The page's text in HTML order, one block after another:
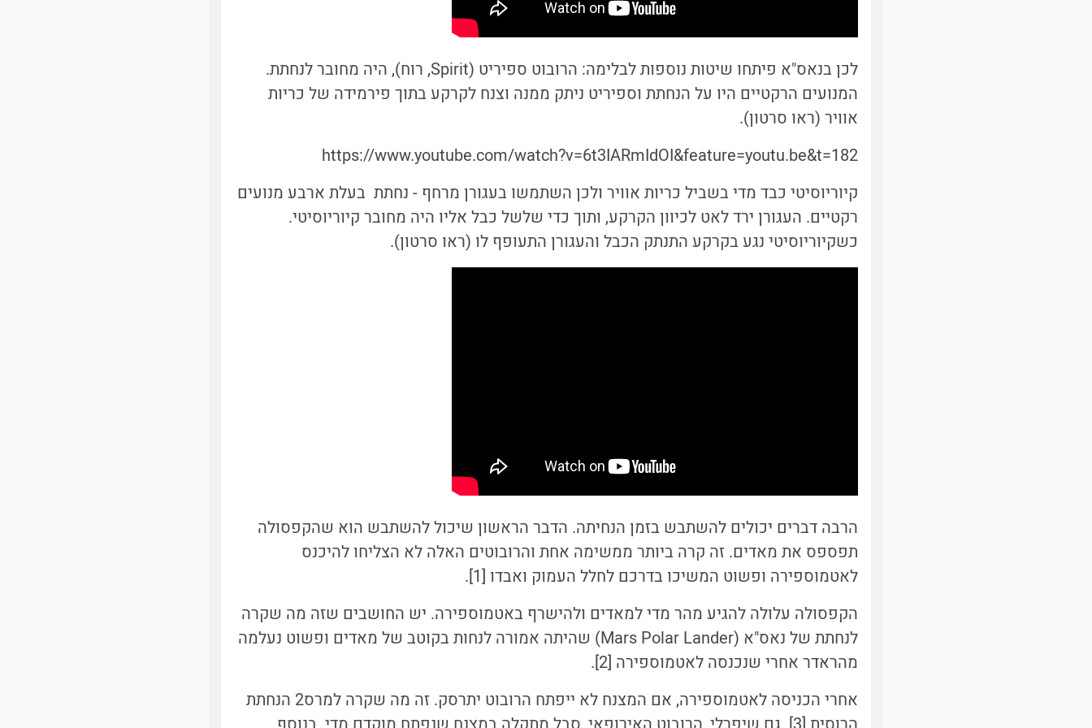
לכן בנאס"א פיתחו שיטות נוספות לבלימה: הרובוט ספיריט (Spirit, רוח), היה מחובר לנחתת.
המנועים הרקטיים היו על הנחתת וספיריט ניתק ממנה וצנח לקרקע בתוך פירמידה של כריות
אוויר (ראו סרטון).
https://www.youtube.com/watch?v=6t3IARmIdOI&feature=youtu.be&t=182
קיוריוסיטי כבד מדי בשביל כריות אוויר ולכן השתמשו בעגורן מרחף - נחתת בעלת ארבע מנועים
רקטיים. העגורן ירד לאט לכיוון הקרקע, ותוך כדי שלשל כבל אליו היה מחובר קיוריוסיטי.
כשקיוריוסיטי נגע בקרקע התנתק הכבל והעגורן התעופף לו (ראו סרטון).
הרבה דברים יכולים להשתבש בזמן הנחיתה. הדבר הראשון שיכול להשתבש הוא שהקפסולה
תפספס את מאדים. זה קרה ביותר ממשימה אחת והרובוטים האלה לא הצליחו להיכנס
לאטמוספירה ופשוט המשיכו בדרכם לחלל העמוק ואבדו [1].
הקפסולה עלולה להגיע מהר מדי למאדים ולהישרף באטמוספירה. יש החושבים שזה מה שקרה
לנחתת של נאס"א (Mars Polar Lander) שהיתה אמורה לנחות בקוטב של מאדים ופשוט נעלמה
מהראדר אחרי שנכנסה לאטמוספירה [2].
אחרי הכניסה לאטמוספירה, אם המצנח לא ייפתח הרובוט יתרסק. זה מה שקרה למרס2 הנחתת